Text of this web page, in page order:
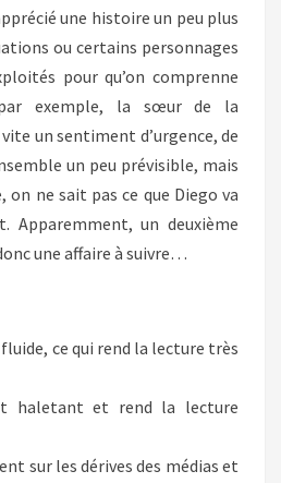
une histoire un peu plus
ou certains personnages
pour qu’on comprenne
exemple, la sœur de la
un sentiment d’urgence, de
un peu prévisible, mais
ne sait pas ce que Diego va
Apparemment, un deuxième
une affaire à suivre…
ce qui rend la lecture très
haletant et rend la lecture
sur les dérives des médias et